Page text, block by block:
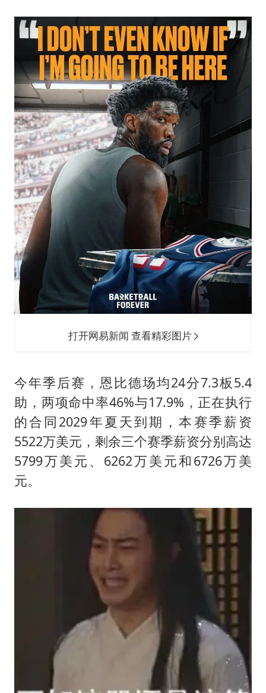
打开网易新闻 查看精彩图片
今年季后赛，恩比德场均24分7.3板5.4
助，两项命中率46%与17.9%，正在执行
的合同2029年夏天到期，本赛季薪资
5522万美元，剩余三个赛季薪资分别高达
5799万美元、6262万美元和6726万美
元。